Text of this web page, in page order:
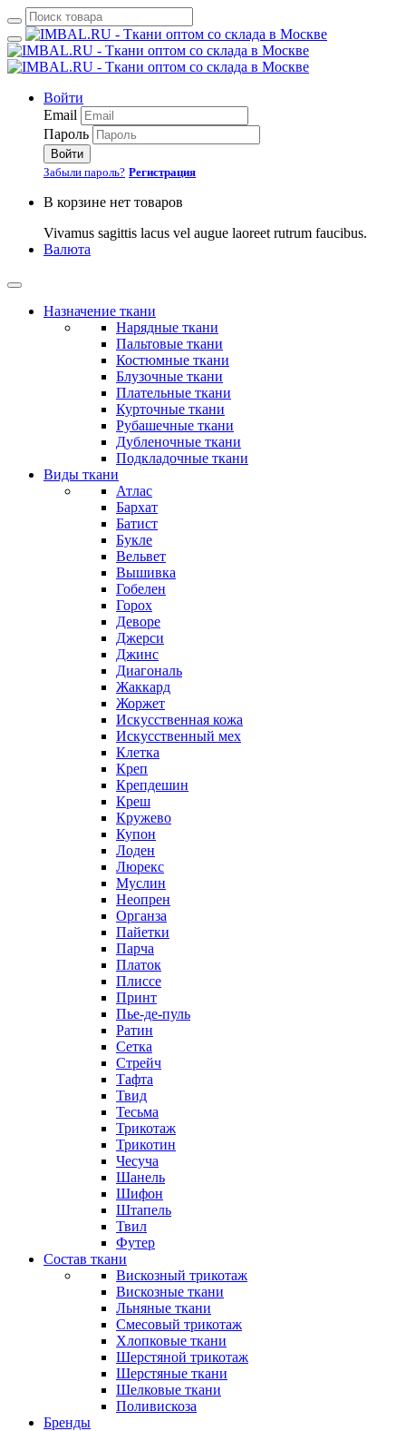
Войти
Email
Пароль
Войти
Забыли пароль? Регистрация
В корзине нет товаров
Vivamus sagittis lacus vel augue laoreet rutrum faucibus.
Валюта
Назначение ткани
Нарядные ткани
Пальтовые ткани
Костюмные ткани
Блузочные ткани
Плательные ткани
Курточные ткани
Рубашечные ткани
Дубленочные ткани
Подкладочные ткани
Виды ткани
Атлас
Бархат
Батист
Букле
Вельвет
Вышивка
Гобелен
Горох
Деворе
Джерси
Джинс
Диагональ
Жаккард
Жоржет
Искусственная кожа
Искусственный мех
Клетка
Креп
Крепдешин
Креш
Кружево
Купон
Лоден
Люрекс
Муслин
Неопрен
Органза
Пайетки
Парча
Платок
Плиссе
Принт
Пье-де-пуль
Ратин
Сетка
Стрейч
Тафта
Твид
Тесьма
Трикотаж
Трикотин
Чесуча
Шанель
Шифон
Штапель
Твил
Футер
Состав ткани
Вискозный трикотаж
Вискозные ткани
Льняные ткани
Смесовый трикотаж
Хлопковые ткани
Шерстяной трикотаж
Шерстяные ткани
Шелковые ткани
Поливискоза
Бренды